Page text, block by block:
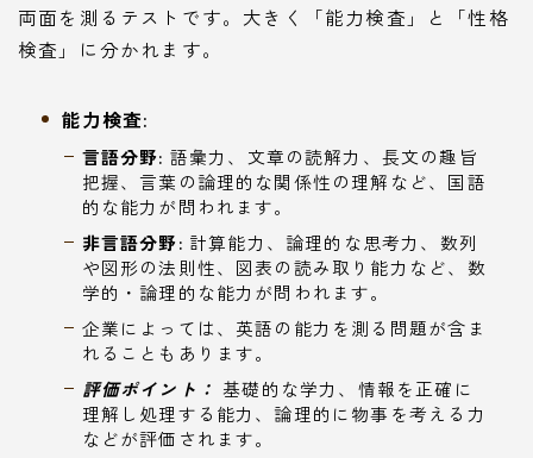
両面を測るテストです。大きく「能力検査」と「性格
検査」に分かれます。
能力検査:
言語分野: 語彙力、文章の読解力、長文の趣旨
把握、言葉の論理的な関係性の理解など、国語
的な能力が問われます。
非言語分野: 計算能力、論理的な思考力、数列
や図形の法則性、図表の読み取り能力など、数
学的・論理的な能力が問われます。
企業によっては、英語の能力を測る問題が含ま
れることもあります。
評価ポイント： 基礎的な学力、情報を正確に
理解し処理する能力、論理的に物事を考える力
などが評価されます。